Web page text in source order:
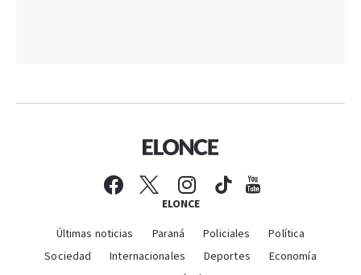
ELONCE
Últimas noticias Paraná Policiales
Política
Sociedad
Internacionales Deportes
Economía